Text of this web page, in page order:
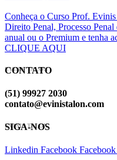
Conheça o Curso Prof.
Direito Penal, Processo
anual ou o Premium e tenha
CLIQUE AQUI
EVINIS TALON
CONTATO
(51) 99927 2030
contato@evinistalon.com
EVINIS TALON
SIGA-NOS
Linkedin Facebook Facebook